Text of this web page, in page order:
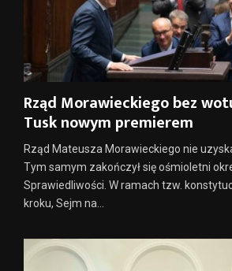
Rząd Morawieckiego bez
Tusk nowym premierem
Rząd Mateusza Morawieckiego nie
Tym samym zakończył się ośmioletni
Sprawiedliwości. W ramach tzw.
kroku, Sejm na...